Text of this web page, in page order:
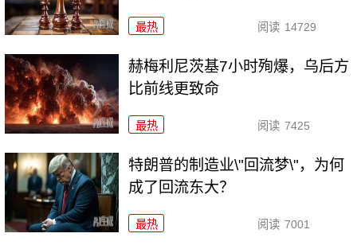
最热 阅读 14729
赫梅利尼茨基7小时殉爆，乌后方
比前线更致命
最热 阅读 7425
特朗普的制造业\"回流梦\"，为何
成了回流东大？
最热 阅读 7001